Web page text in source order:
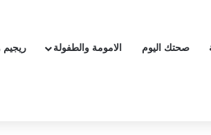
صحتك اليوم الامومة والطفولة